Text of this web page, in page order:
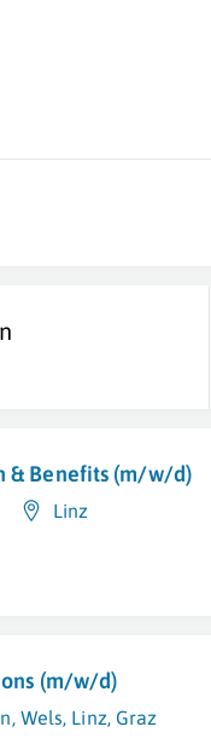
& Benefits (m/w/d)
Linz
(m/w/d)
, Wels, Linz, Graz